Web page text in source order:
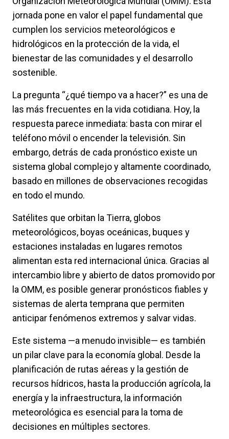
jornada pone en valor el papel fundamental que
cumplen los servicios meteorológicos e
hidrológicos en la protección de la vida, el
bienestar de las comunidades y el desarrollo
sostenible.
La pregunta “¿qué tiempo va a hacer?” es una de
las más frecuentes en la vida cotidiana. Hoy, la
respuesta parece inmediata: basta con mirar el
teléfono móvil o encender la televisión. Sin
embargo, detrás de cada pronóstico existe un
sistema global complejo y altamente coordinado,
basado en millones de observaciones recogidas
en todo el mundo.
Satélites que orbitan la Tierra, globos
meteorológicos, boyas oceánicas, buques y
estaciones instaladas en lugares remotos
alimentan esta red internacional única. Gracias al
intercambio libre y abierto de datos promovido por
la OMM, es posible generar pronósticos fiables y
sistemas de alerta temprana que permiten
anticipar fenómenos extremos y salvar vidas.
Este sistema —a menudo invisible— es también
un pilar clave para la economía global. Desde la
planificación de rutas aéreas y la gestión de
recursos hídricos, hasta la producción agrícola, la
energía y la infraestructura, la información
meteorológica es esencial para la toma de
decisiones en múltiples sectores.